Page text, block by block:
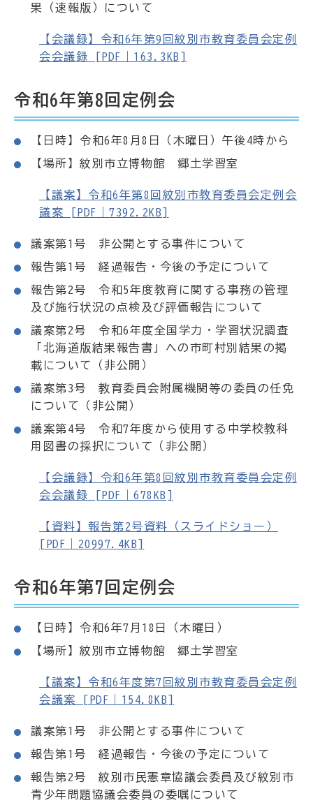
果（速報版）について
【会議録】令和6年第9回紋別市教育委員会定例
会会議録 [PDF｜163.3KB]
令和6年第8回定例会
【日時】令和6年8月8日（木曜日）午後4時から
【場所】紋別市立博物館 郷土学習室
【議案】令和6年第8回紋別市教育委員会定例会
議案 [PDF｜7392.2KB]
議案第1号 非公開とする事件について
報告第1号 経過報告・今後の予定について
報告第2号 令和5年度教育に関する事務の管理
及び施行状況の点検及び評価報告について
議案第2号 令和6年度全国学力・学習状況調査
「北海道版結果報告書」への市町村別結果の掲
載について（非公開）
議案第3号 教育委員会附属機関等の委員の任免
について（非公開）
議案第4号 令和7年度から使用する中学校教科
用図書の採択について（非公開）
【会議録】令和6年第8回紋別市教育委員会定例
会会議録 [PDF｜678KB]
【資料】報告第2号資料（スライドショー）
[PDF｜20997.4KB]
令和6年第7回定例会
【日時】令和6年7月18日（木曜日）
【場所】紋別市立博物館 郷土学習室
【議案】令和6年度第7回紋別市教育委員会定例
会議案 [PDF｜154.8KB]
議案第1号 非公開とする事件について
報告第1号 経過報告・今後の予定について
報告第2号 紋別市民憲章協議会委員及び紋別市
青少年問題協議会委員の委嘱について